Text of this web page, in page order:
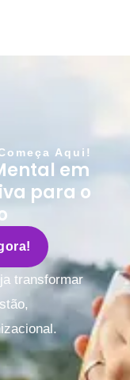
Aqui!
em
para o
transformar